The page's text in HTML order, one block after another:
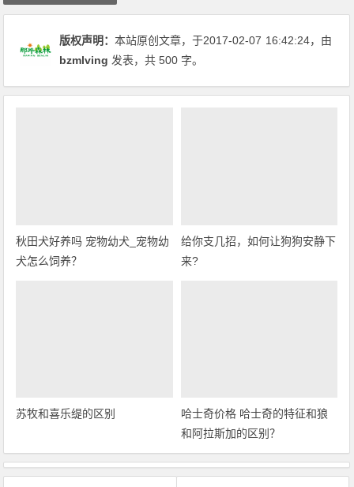
版权声明：本站原创文章，于2017-02-07 16:42:24，由
bzmlving 发表，共 500 字。
秋田犬好养吗 宠物幼犬_宠物幼
犬怎么饲养？
给你支几招，如何让狗狗安静下
来?
苏牧和喜乐缇的区别
哈士奇价格 哈士奇的特征和狼
和阿拉斯加的区别？